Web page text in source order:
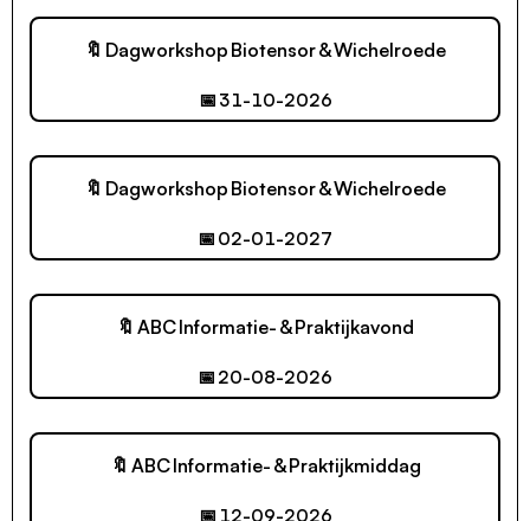
🔖 Dagworkshop Biotensor & Wichelroede
📅 31-10-2026
🔖 Dagworkshop Biotensor & Wichelroede
📅 02-01-2027
🔖 ABC Informatie- & Praktijkavond
📅 20-08-2026
🔖 ABC Informatie- & Praktijkmiddag
📅 12-09-2026